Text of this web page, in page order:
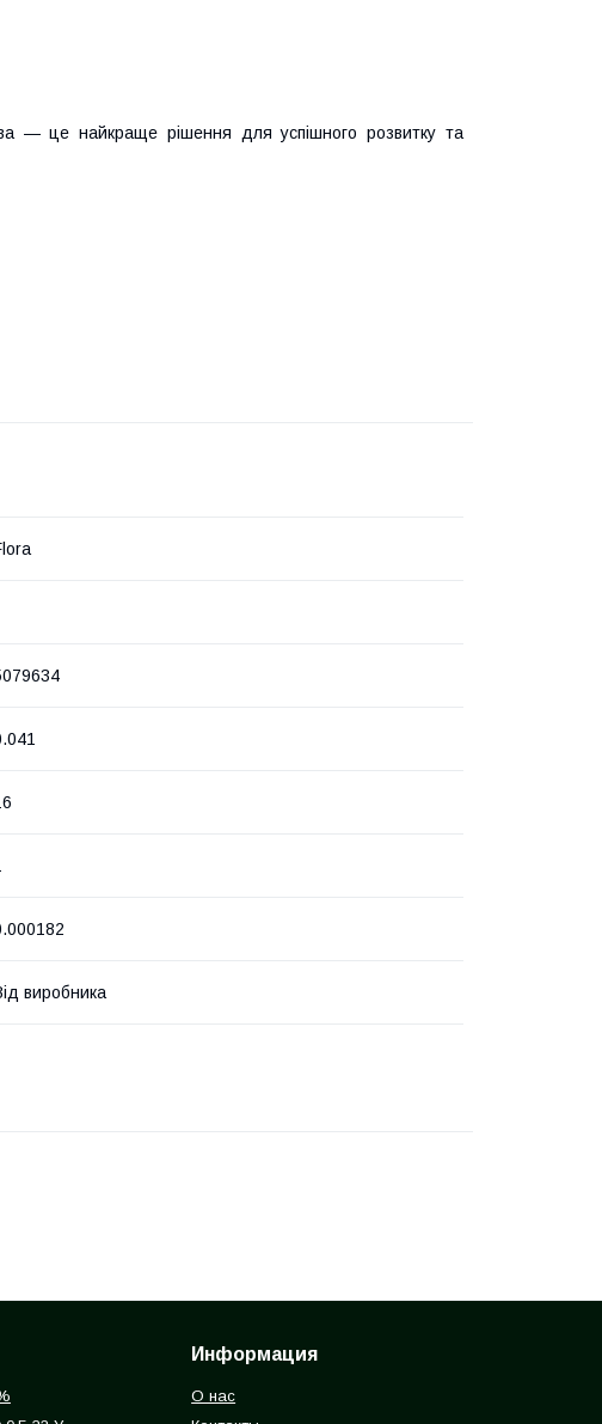
— це найкраще рішення для успішного розвитку та
виробника
Информация
О нас